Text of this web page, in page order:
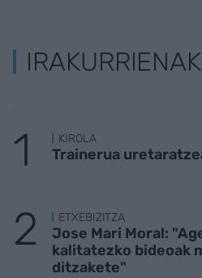
IRAKURRIENAK
KIROLA
Trainerua
ETXEBIZITZA
Jose Mari Moral:
kalitatezko bideoak
ditzakete"